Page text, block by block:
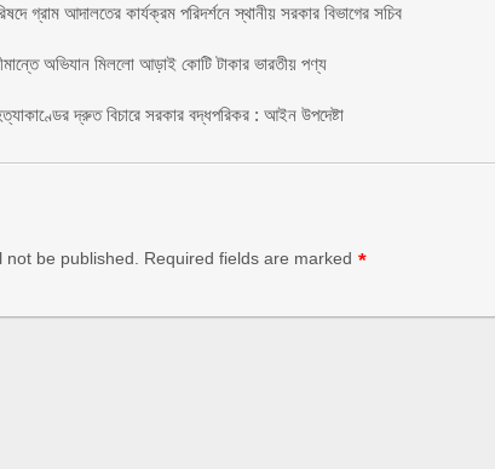
গ্রাম আদালতের কার্যক্রম পরিদর্শনে স্থানীয় সরকার বিভাগের সচিব
অভিযান মিললো আড়াই কোটি টাকার ভারতীয় পণ্য
দ্রুত বিচারে সরকার বদ্ধপরিকর : আইন উপদেষ্টা
be published. Required fields are marked *